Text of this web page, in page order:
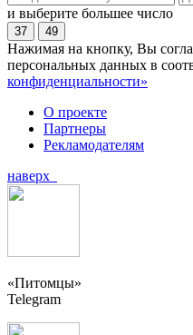
и выберите большее число
37 49
Нажимая на кнопку, Вы
персональных данных в
конфиденциальности»
О проекте
Партнеры
Рекламодателям
наверх
«Питомцы»
Telegram